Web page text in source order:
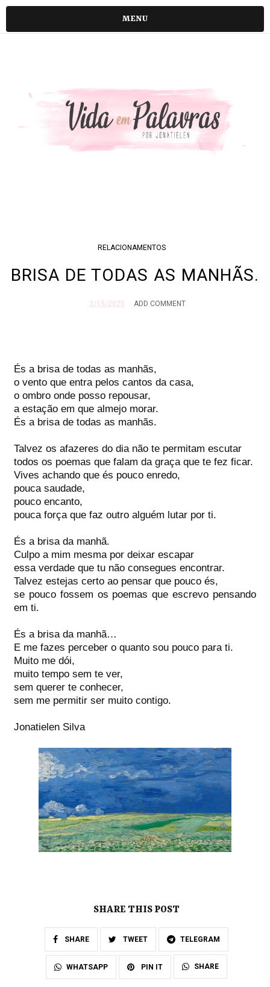
MENU
RELACIONAMENTOS
BRISA DE TODAS AS MANHÃS.
2/15/2025 ADD COMMENT
És a brisa de todas as manhãs,
o vento que entra pelos cantos da casa,
o ombro onde posso repousar,
a estação em que almejo morar.
És a brisa de todas as manhãs.
Talvez os afazeres do dia não te permitam escutar
todos os poemas que falam da graça que te fez ficar.
Vives achando que és pouco enredo,
pouca saudade,
pouco encanto,
pouca força que faz outro alguém lutar por ti.
És a brisa da manhã.
Culpo a mim mesma por deixar escapar
essa verdade que tu não consegues encontrar.
Talvez estejas certo ao pensar que pouco és,
se pouco fossem os poemas que escrevo pensando
em ti.
És a brisa da manhã…
E me fazes perceber o quanto sou pouco para ti.
Muito me dói,
muito tempo sem te ver,
sem querer te conhecer,
sem me permitir ser muito contigo.
Jonatielen Silva
SHARE THIS POST
SHARE TWEET TELEGRAM
WHATSAPP PIN IT SHARE